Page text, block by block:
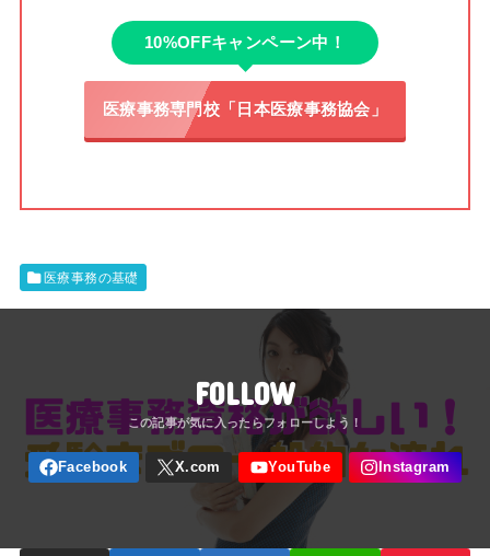
10%OFFキャンペーン中！
医療事務専門校「日本医療事務協会」
医療事務の基礎
FOLLOW